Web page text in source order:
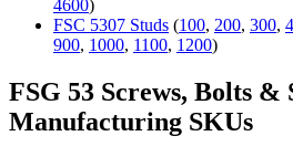
4600)
FSC 5307 Studs (100, 200, 300,
900, 1000, 1100, 1200)
FSG 53 Screws, Bolts &
Manufacturing SKUs